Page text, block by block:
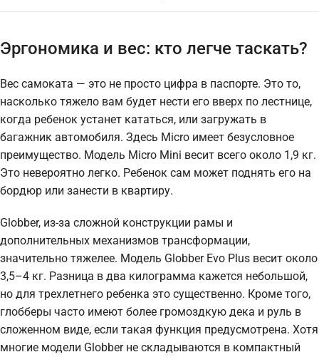
Эргономика и вес: кто легче таскать?
Вес самоката — это не просто цифра в паспорте. Это то,
насколько тяжело вам будет нести его вверх по лестнице,
когда ребенок устанет кататься, или загружать в
багажник автомобиля. Здесь Micro имеет безусловное
преимущество. Модель Micro Mini весит всего около 1,9 кг.
Это невероятно легко. Ребенок сам может поднять его на
бордюр или занести в квартиру.
Globber, из-за сложной конструкции рамы и
дополнительных механизмов трансформации,
значительно тяжелее. Модель Globber Evo Plus весит около
3,5–4 кг. Разница в два килограмма кажется небольшой,
но для трехлетнего ребенка это существенно. Кроме того,
глобберы часто имеют более громоздкую дека и руль в
сложенном виде, если такая функция предусмотрена. Хотя
многие модели Globber не складываются в компактный